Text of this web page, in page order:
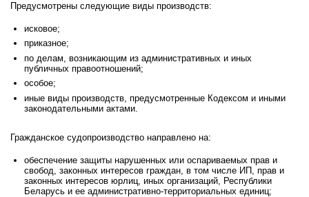
Предусмотрены следующие виды производств:
исковое;
приказное;
по делам, возникающим из административных и иных
публичных правоотношений;
особое;
иные виды производств, предусмотренные Кодексом и иными
законодательными актами.
Гражданское судопроизводство направлено на:
обеспечение защиты нарушенных или оспариваемых прав и
свобод, законных интересов граждан, в том числе ИП, прав и
законных интересов юрлиц, иных организаций, Республики
Беларусь и ее административно-территориальных единиц;